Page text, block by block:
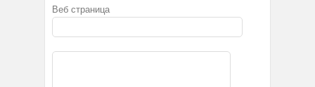
Веб страница